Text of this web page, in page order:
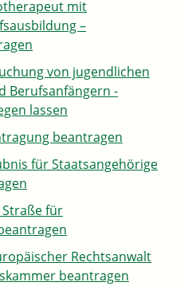
mit
–
von jugendlichen
Berufsanfängern -
lassen
beantragen
für Staatsangehörige
für
Rechtsanwalt
beantragen